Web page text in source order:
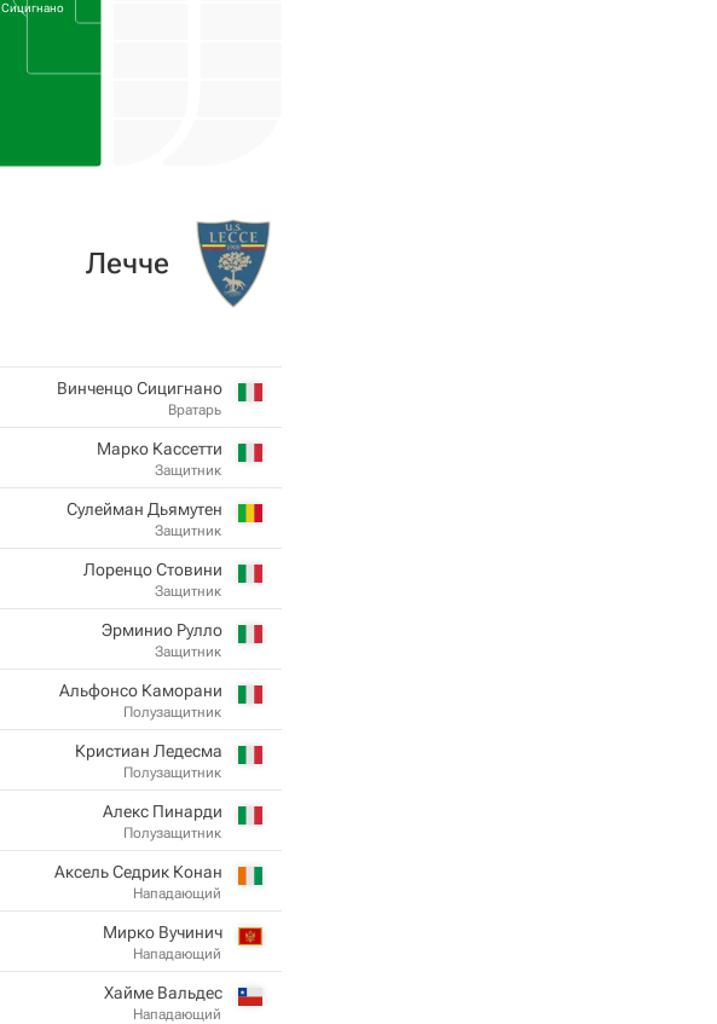
Сицигнано
Лечче
Винченцо Сицигнано
Вратарь
Марко Кассетти
Защитник
Сулейман Дьямутен
Защитник
Лоренцо Стовини
Защитник
Эрминио Рулло
Защитник
Альфонсо Каморани
Полузащитник
Кристиан Ледесма
Полузащитник
Алекс Пинарди
Полузащитник
Аксель Седрик Конан
Нападающий
Мирко Вучинич
Нападающий
Хайме Вальдес
Нападающий